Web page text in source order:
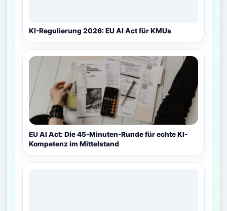
KI-Regulierung 2026: EU AI Act für KMUs
EU AI Act: Die 45-Minuten-Runde für echte KI-
Kompetenz im Mittelstand